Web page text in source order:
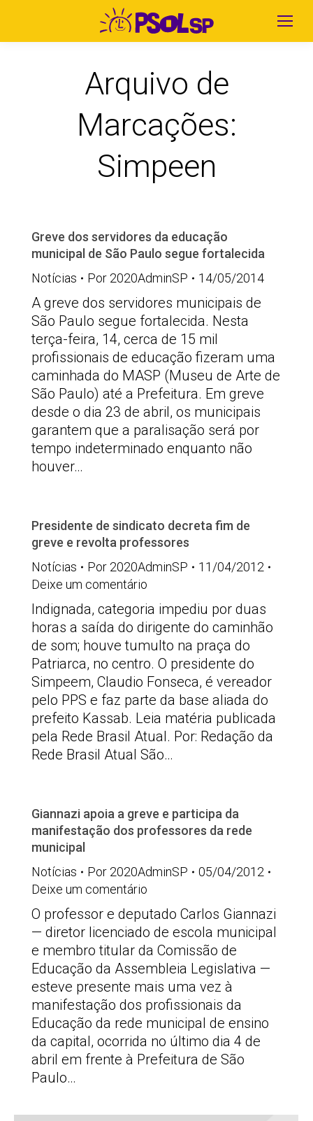
Arquivo de
Marcações:
Simpeen
Greve dos servidores da educação
municipal de São Paulo segue fortalecida
Notícias
Por 2020AdminSP 14/05/2014
A greve dos servidores municipais de
São Paulo segue fortalecida. Nesta
terça-feira, 14, cerca de 15 mil
profissionais de educação fizeram uma
caminhada do MASP (Museu de Arte de
São Paulo) até a Prefeitura. Em greve
desde o dia 23 de abril, os municipais
garantem que a paralisação será por
tempo indeterminado enquanto não
houver…
Presidente de sindicato decreta fim de
greve e revolta professores
Notícias
Por 2020AdminSP
11/04/2012
Deixe um comentário
Indignada, categoria impediu por duas
horas a saída do dirigente do caminhão
de som; houve tumulto na praça do
Patriarca, no centro. O presidente do
Simpeem, Claudio Fonseca, é vereador
pelo PPS e faz parte da base aliada do
prefeito Kassab. Leia matéria publicada
pela Rede Brasil Atual. Por: Redação da
Rede Brasil Atual São…
Giannazi apoia a greve e participa da
manifestação dos professores da rede
municipal
Notícias
Por 2020AdminSP
05/04/2012
Deixe um comentário
O professor e deputado Carlos Giannazi
— diretor licenciado de escola municipal
e membro titular da Comissão de
Educação da Assembleia Legislativa —
esteve presente mais uma vez à
manifestação dos profissionais da
Educação da rede municipal de ensino
da capital, ocorrida no último dia 4 de
abril em frente à Prefeitura de São
Paulo…